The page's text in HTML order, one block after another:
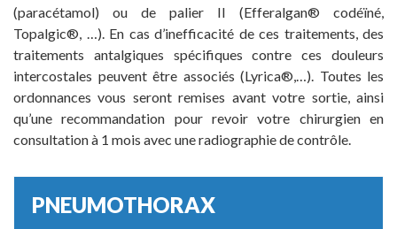
(paracétamol) ou de palier II (Efferalgan® codéïné,
Topalgic®, …). En cas d’inefficacité de ces traitements, des
traitements antalgiques spécifiques contre ces douleurs
intercostales peuvent être associés (Lyrica®,…). Toutes les
ordonnances vous seront remises avant votre sortie, ainsi
qu’une recommandation pour revoir votre chirurgien en
consultation à 1 mois avec une radiographie de contrôle.
PNEUMOTHORAX